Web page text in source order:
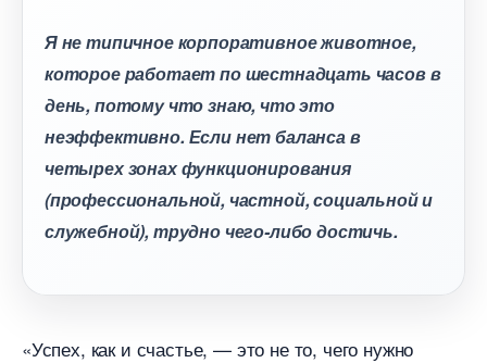
Я не типичное корпоративное животное,
которое работает по шестнадцать часо
день, потому что знаю, что это
неэффективно. Если нет баланса
четырех зонах функционирования
(профессиональной, частной, социальной и
служебной), трудно чего-либо достичь.
«Успех, как и счастье, — это не то, чего нужно